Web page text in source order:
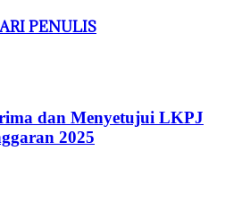
PENULIS
dan Menyetujui LKPJ
2025